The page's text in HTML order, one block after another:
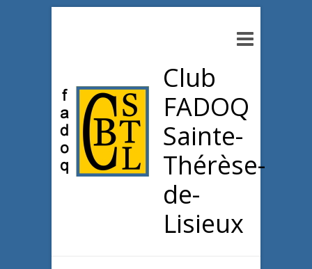
Club
FADOQ
Sainte-
Thérèse-
de-
Lisieux